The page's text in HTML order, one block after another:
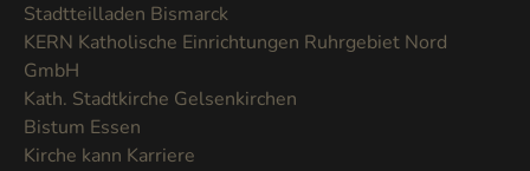
Stadtteilladen Bismarck
KERN Katholische Einrichtungen Ruhrgebiet Nord
GmbH
Kath. Stadtkirche Gelsenkirchen
Bistum Essen
Kirche kann Karriere